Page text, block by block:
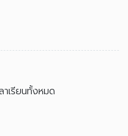
าเรียนทั้งหมด